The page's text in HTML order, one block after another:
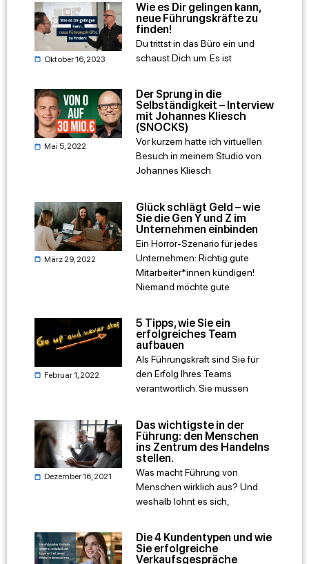
Oktober 16, 2023
Wie es Dir gelingen kann,
neue Führungskräfte zu
finden!
Du trittst in das Büro ein und
schaust Dich um. Es ist
Mai 5, 2022
Der Sprung in die
Selbständigkeit – Interview
mit Johannes Kliesch
(SNOCKS)
Vor kurzem hatte ich virtuellen
Besuch in meinem Studio von
Johannes Kliesch
März 29, 2022
Glück schlägt Geld – wie
Sie die Gen Y und Z im
Unternehmen einbinden
Ein Horror-Szenario für jedes
Unternehmen: Richtig gute
Mitarbeiter*innen kündigen!
Niemand möchte gute
Februar 1, 2022
5 Tipps, wie Sie ein
erfolgreiches Team
aufbauen
Als Führungskraft sind Sie für
den Erfolg Ihres Teams
verantwortlich. Sie müssen
Dezember 16, 2021
Das wichtigste in der
Führung: den Menschen
ins Zentrum des Handelns
stellen.
Was macht Führung von
Menschen wirklich aus? Und
weshalb lohnt es sich,
Die 4 Kundentypen und wie
Sie erfolgreiche
Verkaufsgespräche